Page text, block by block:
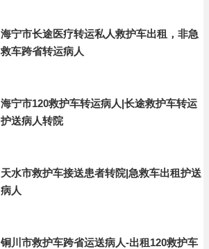
海宁市长途医疗转运私人救护车出租，非急
救车跨省转运病人
海宁市120救护车转运病人|长途救护车转运
护送病人转院
天水市救护车接送患者转院|急救车出租护送
病人
铜川市救护车跨省运送病人-出租120救护车